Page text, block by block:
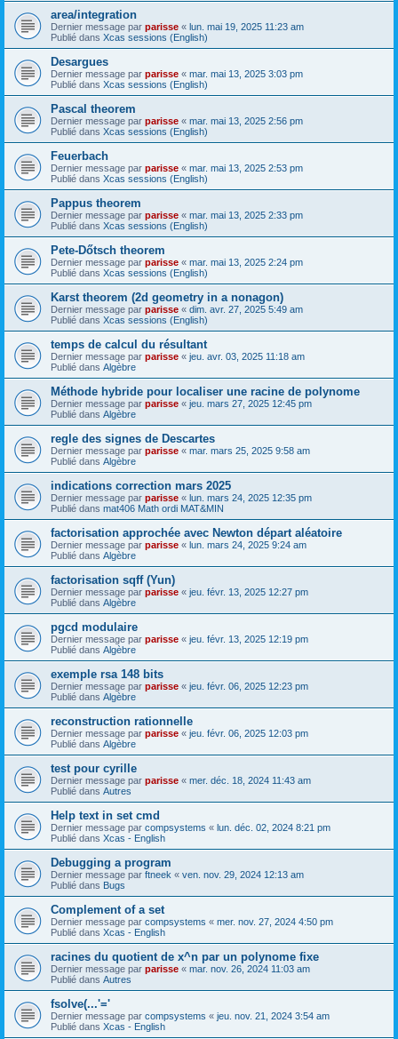
area/integration
Dernier message par parisse « lun. mai 19, 2025 11:23 am
Publié dans Xcas sessions (English)
Desargues
Dernier message par parisse « mar. mai 13, 2025 3:03 pm
Publié dans Xcas sessions (English)
Pascal theorem
Dernier message par parisse « mar. mai 13, 2025 2:56 pm
Publié dans Xcas sessions (English)
Feuerbach
Dernier message par parisse « mar. mai 13, 2025 2:53 pm
Publié dans Xcas sessions (English)
Pappus theorem
Dernier message par parisse « mar. mai 13, 2025 2:33 pm
Publié dans Xcas sessions (English)
Pete-Dőtsch theorem
Dernier message par parisse « mar. mai 13, 2025 2:24 pm
Publié dans Xcas sessions (English)
Karst theorem (2d geometry in a nonagon)
Dernier message par parisse « dim. avr. 27, 2025 5:49 am
Publié dans Xcas sessions (English)
temps de calcul du résultant
Dernier message par parisse « jeu. avr. 03, 2025 11:18 am
Publié dans Algèbre
Méthode hybride pour localiser une racine de polynome
Dernier message par parisse « jeu. mars 27, 2025 12:45 pm
Publié dans Algèbre
regle des signes de Descartes
Dernier message par parisse « mar. mars 25, 2025 9:58 am
Publié dans Algèbre
indications correction mars 2025
Dernier message par parisse « lun. mars 24, 2025 12:35 pm
Publié dans mat406 Math ordi MAT&MIN
factorisation approchée avec Newton départ aléatoire
Dernier message par parisse « lun. mars 24, 2025 9:24 am
Publié dans Algèbre
factorisation sqff (Yun)
Dernier message par parisse « jeu. févr. 13, 2025 12:27 pm
Publié dans Algèbre
pgcd modulaire
Dernier message par parisse « jeu. févr. 13, 2025 12:19 pm
Publié dans Algèbre
exemple rsa 148 bits
Dernier message par parisse « jeu. févr. 06, 2025 12:23 pm
Publié dans Algèbre
reconstruction rationnelle
Dernier message par parisse « jeu. févr. 06, 2025 12:03 pm
Publié dans Algèbre
test pour cyrille
Dernier message par parisse « mer. déc. 18, 2024 11:43 am
Publié dans Autres
Help text in set cmd
Dernier message par compsystems « lun. déc. 02, 2024 8:21 pm
Publié dans Xcas - English
Debugging a program
Dernier message par ftneek « ven. nov. 29, 2024 12:13 am
Publié dans Bugs
Complement of a set
Dernier message par compsystems « mer. nov. 27, 2024 4:50 pm
Publié dans Xcas - English
racines du quotient de x^n par un polynome fixe
Dernier message par parisse « mar. nov. 26, 2024 11:03 am
Publié dans Autres
fsolve(...'='
Dernier message par compsystems « jeu. nov. 21, 2024 3:54 am
Publié dans Xcas - English